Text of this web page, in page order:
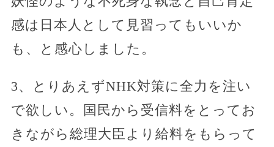
感は日本人として見習ってもいいか
も、と感心しました。
3、とりあえずNHK対策に全力を注い
で欲しい。国民から受信料をとってお
きながら総理大臣より給料をもらって